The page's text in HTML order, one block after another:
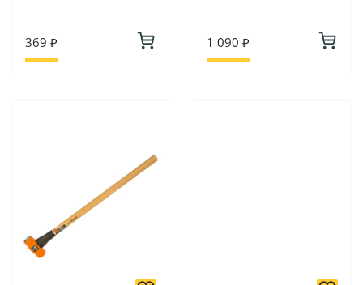
369 ₽ 1 090 ₽